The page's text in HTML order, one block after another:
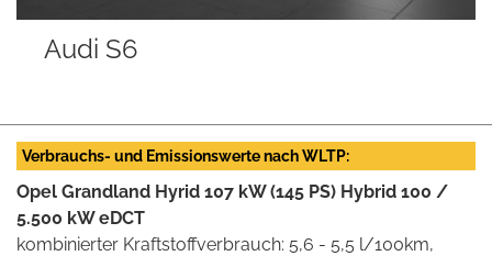
S6
Verbrauchs- und Emissionswerte nach WLTP:
Opel Grandland Hyrid 107 kW (145 PS) Hybrid 100 /
5.500 kW eDCT
kombinierter Kraftstoffverbrauch: 5,6 - 5,5 l/100km,